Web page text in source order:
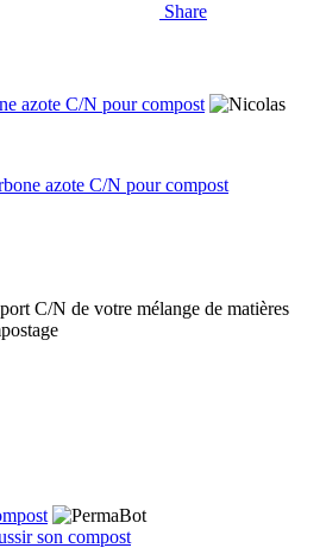
Share
azote C/N pour compost
C/N de votre mélange de matières
son compost